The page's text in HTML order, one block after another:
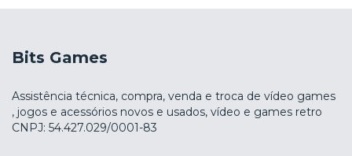
Bits Games
Assistência técnica, compra, venda e troca de vídeo games
, jogos e acessórios novos e usados, vídeo e games retro
CNPJ: 54.427.029/0001-83